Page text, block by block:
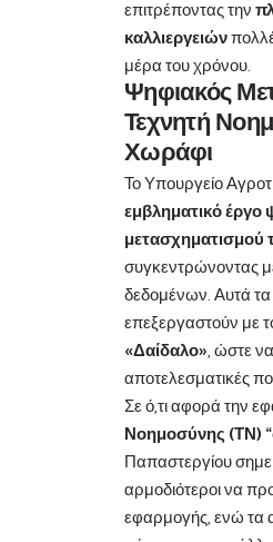
επιτρέποντας την
καλλιεργειών
μέρα του χρόνου.
Ψηφιακός
Τεχνητή
Χωράφι
Το Υπουργείο
εμβληματικό έργο
μετασχηματισμού
συγκεντρώνοντας
δεδομένων. Αυτά
επεξεργαστούν με
«Δαίδαλο» , ώστε
αποτελεσματικές
Σε ό,τι αφορά την
Νοημοσύνης (ΤΝ)
Παπαστεργίου
αρμοδιότεροι να
εφαρμογής, ενώ τα